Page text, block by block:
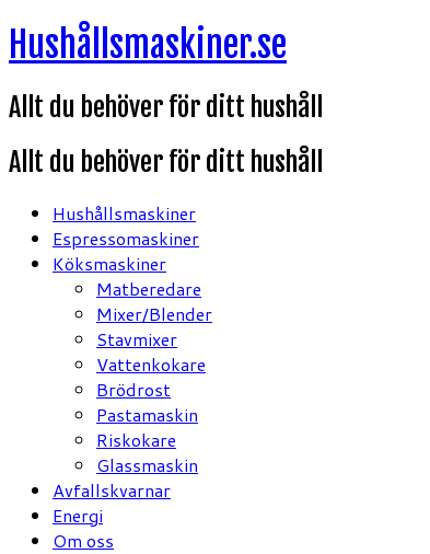
Hoppa
till
Hushållsmaskiner.se
Allt du behöver för ditt hushåll
Allt du behöver för ditt hushåll
Hushållsmaskiner
Espressomaskiner
Köksmaskiner
Matberedare
Mixer/Blender
Stavmixer
Vattenkokare
Brödrost
Pastamaskin
Riskokare
Glassmaskin
Avfallskvarnar
Energi
Om oss